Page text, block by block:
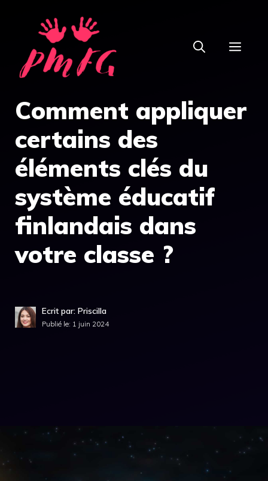
contenu
Comment appliquer
certains des
éléments clés du
système éducatif
finlandais dans
votre classe ?
Ecrit par: Priscilla
Publié le: 1 juin 2024